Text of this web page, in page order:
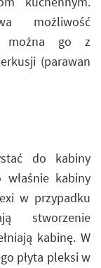
możliwość
można go z
(parawan
do kabiny
właśnie kabiny
w przypadku
stworzenie
kabinę. W
płyta pleksi w